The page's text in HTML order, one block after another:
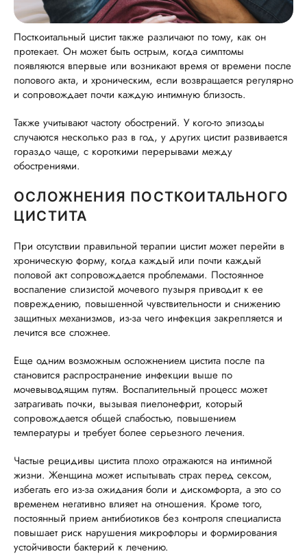
Посткоитальный цистит также различают по тому, как он
протекает. Он может быть острым, когда симптомы
появляются впервые или возникают время от времени после
полового акта, и хроническим, если возвращается регулярно
и сопровождает почти каждую интимную близость.
Также учитывают частоту обострений. У кого-то эпизоды
случаются несколько раз в год, у других цистит развивается
гораздо чаще, с короткими перерывами между
обострениями.
ОСЛОЖНЕНИЯ ПОСТКОИТАЛЬНОГО
ЦИСТИТА
При отсутствии правильной терапии цистит может перейти в
хроническую форму, когда каждый или почти каждый
половой акт сопровождается проблемами. Постоянное
воспаление слизистой мочевого пузыря приводит к ее
повреждению, повышенной чувствительности и снижению
защитных механизмов, из-за чего инфекция закрепляется и
лечится все сложнее.
Еще одним возможным осложнением цистита после па
становится распространение инфекции выше по
мочевыводящим путям. Воспалительный процесс может
затрагивать почки, вызывая пиелонефрит, который
сопровождается общей слабостью, повышением
температуры и требует более серьезного лечения.
Частые рецидивы цистита плохо отражаются на интимной
жизни. Женщина может испытывать страх перед сексом,
избегать его из-за ожидания боли и дискомфорта, а это со
временем негативно влияет на отношения. Кроме того,
постоянный прием антибиотиков без контроля специалиста
повышает риск нарушения микрофлоры и формирования
устойчивости бактерий к лечению.